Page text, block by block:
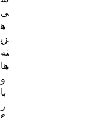
ی
ه
زی
نه‌
ها
و
با
ز